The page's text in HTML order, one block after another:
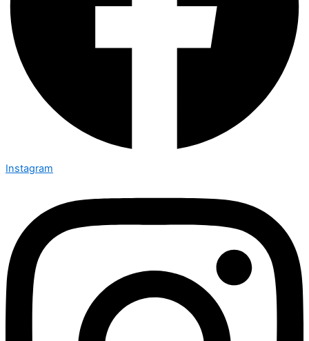
Instagram